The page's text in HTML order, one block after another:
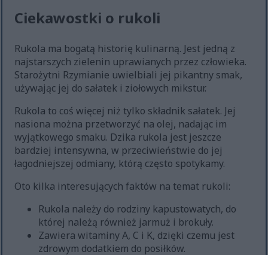
Ciekawostki o rukoli
Rukola ma bogatą historię kulinarną. Jest jedną z
najstarszych zielenin uprawianych przez człowieka.
Starożytni Rzymianie uwielbiali jej pikantny smak,
używając jej do sałatek i ziołowych mikstur.
Rukola to coś więcej niż tylko składnik sałatek. Jej
nasiona można przetworzyć na olej, nadając im
wyjątkowego smaku. Dzika rukola jest jeszcze
bardziej intensywna, w przeciwieństwie do jej
łagodniejszej odmiany, którą często spotykamy.
Oto kilka interesujących faktów na temat rukoli:
Rukola należy do rodziny kapustowatych, do
której należą również jarmuż i brokuły.
Zawiera witaminy A, C i K, dzięki czemu jest
zdrowym dodatkiem do posiłków.